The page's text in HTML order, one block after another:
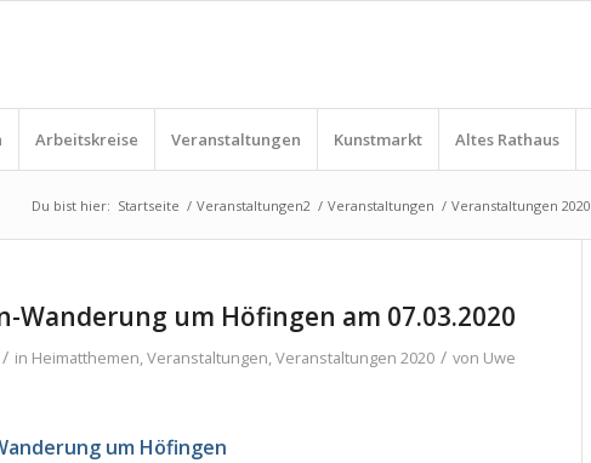
Arbeitskreise Veranstaltungen Kunstmarkt Altes Rathaus
Du bist hier: Startseite / Veranstaltungen2 / Veranstaltungen / Veranstaltungen 2020
Wanderung um Höfingen am 07.03.2020
/ in Heimatthemen,Veranstaltungen,Veranstaltungen 2020 / von Uwe
um Höfingen